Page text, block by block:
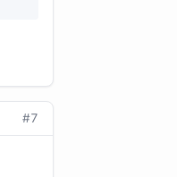
#7